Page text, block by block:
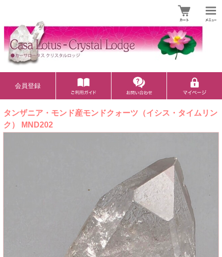
会員登録
タンザニア・モンド産モンドクォーツ（イシス・タイムリン
ク） MND202